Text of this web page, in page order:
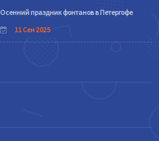
Осенний праздник фонтанов в Петергофе
11 Сен 2025